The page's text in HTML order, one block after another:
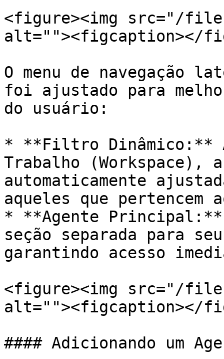
<figure><img src="/
alt=""><figcaption></
O menu de navegação
foi ajustado para
do usuário:
* **Filtro Dinâmico:**
Trabalho (Workspace),
automaticamente
aqueles que pertencem
* **Agente Principal:**
seção separada para
garantindo acesso
<figure><img src="/files/
alt=""><figcaption></
#### Adicionando um